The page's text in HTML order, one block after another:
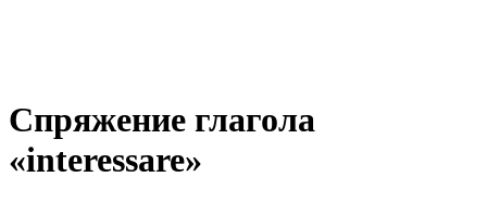
Спряжение глагола
«interessare»